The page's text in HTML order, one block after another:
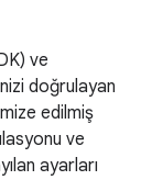
ve
doğrulayan
edilmiş
ve
ayarları